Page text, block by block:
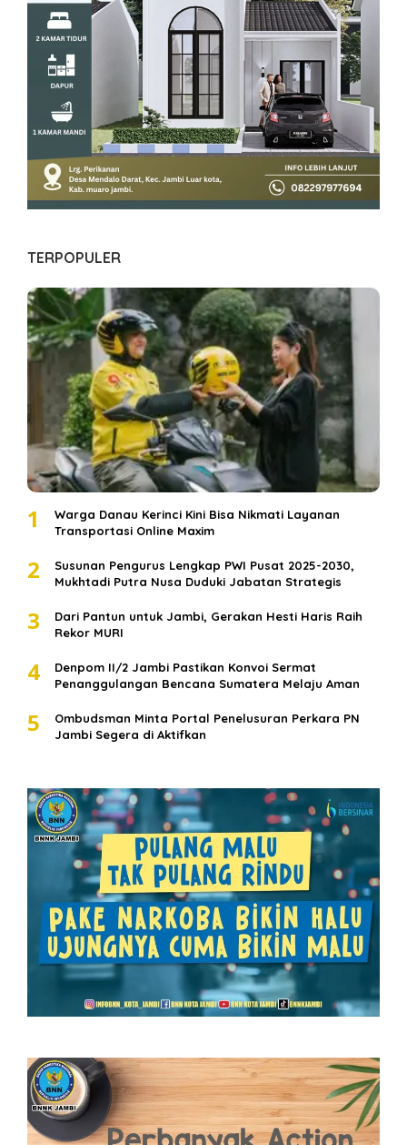
TERPOPULER
1
Warga Danau Kerinci Kini Bisa Nikmati Layanan
Transportasi Online Maxim
2
Susunan Pengurus Lengkap PWI Pusat 2025-2030,
Mukhtadi Putra Nusa Duduki Jabatan Strategis
3
Dari Pantun untuk Jambi, Gerakan Hesti Haris Raih
Rekor MURI
4
Denpom II/2 Jambi Pastikan Konvoi Sermat
Penanggulangan Bencana Sumatera Melaju Aman
5
Ombudsman Minta Portal Penelusuran Perkara PN
Jambi Segera di Aktifkan